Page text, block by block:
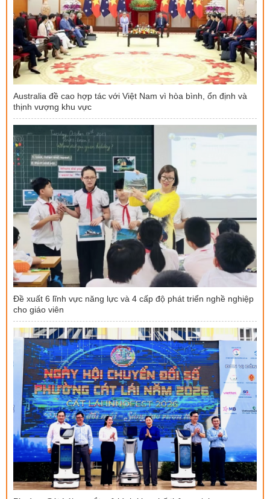
Australia đề cao hợp tác với Việt Nam vì hòa bình, ổn định và
thịnh vượng khu vực
Đề xuất 6 lĩnh vực năng lực và 4 cấp độ phát triển nghề nghiệp
cho giáo viên